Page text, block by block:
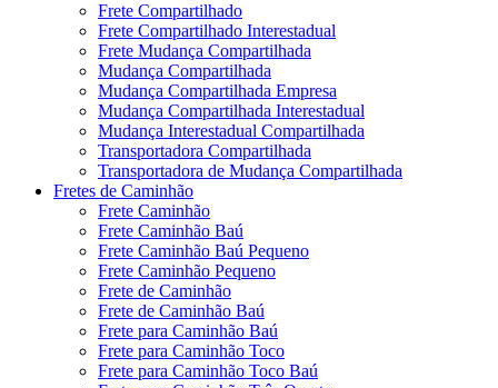
Frete Compartilhado
Frete Compartilhado Interestadual
Frete Mudança Compartilhada
Mudança Compartilhada
Mudança Compartilhada Empresa
Mudança Compartilhada Interestadual
Mudança Interestadual Compartilhada
Transportadora Compartilhada
Transportadora de Mudança Compartilhada
Fretes de Caminhão
Frete Caminhão
Frete Caminhão Baú
Frete Caminhão Baú Pequeno
Frete Caminhão Pequeno
Frete de Caminhão
Frete de Caminhão Baú
Frete para Caminhão Baú
Frete para Caminhão Toco
Frete para Caminhão Toco Baú